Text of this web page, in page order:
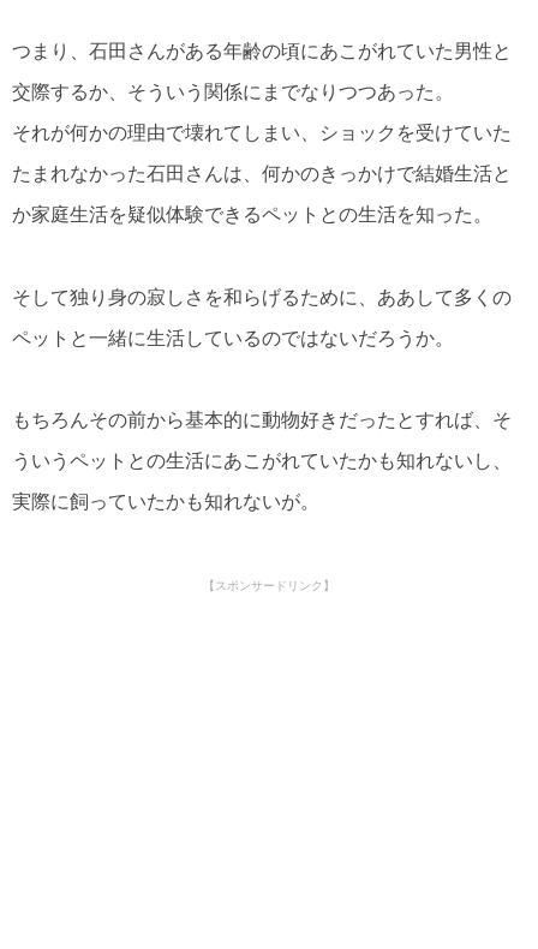
つまり、石田さんがある年齢の頃にあこがれていた男性と
交際するか、そういう関係にまでなりつつあった。
それが何かの理由で壊れてしまい、ショックを受けていた
たまれなかった石田さんは、何かのきっかけで結婚生活と
か家庭生活を疑似体験できるペットとの生活を知った。
そして独り身の寂しさを和らげるために、ああして多くの
ペットと一緒に生活しているのではないだろうか。
もちろんその前から基本的に動物好きだったとすれば、そ
ういうペットとの生活にあこがれていたかも知れないし、
実際に飼っていたかも知れないが。
【スポンサードリンク】